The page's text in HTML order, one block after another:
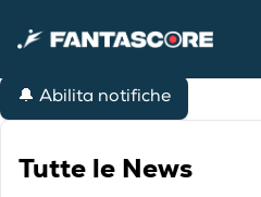
🔔 Abilita notifiche
Tutte le News